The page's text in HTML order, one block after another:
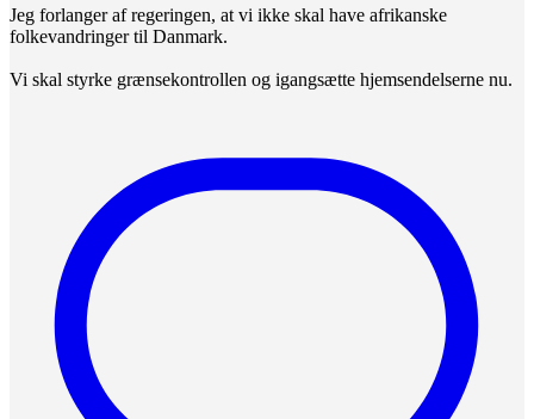
Jeg forlanger af regeringen, at vi ikke skal have afrikanske
folkevandringer til Danmark.
Vi skal styrke grænsekontrollen og igangsætte hjemsendelserne nu.